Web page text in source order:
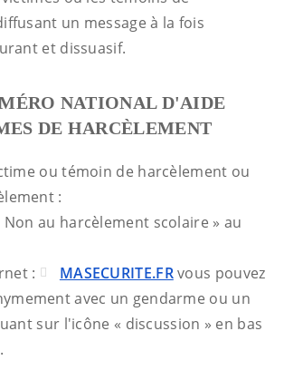
un message à la fois
et dissuasif.
NATIONAL D'AIDE
DE HARCÈLEMENT
ou témoin de harcèlement ou
:
au harcèlement scolaire » au
:
MASECURITE.FRvous pouvez
avec un gendarme ou un
sur l'icône « discussion » en bas